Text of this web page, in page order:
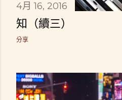
4月 16, 2016
知（續三）
分享